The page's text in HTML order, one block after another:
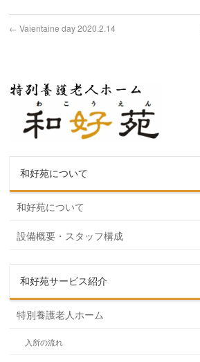
← Vaientaine day 2020.2.14
和好苑について
和好苑について
設備概要・スタッフ構成
和好苑サービス紹介
特別養護老人ホーム
入所の流れ